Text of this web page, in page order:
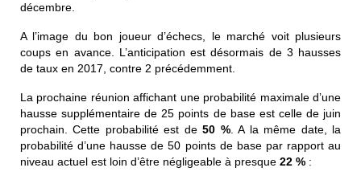
décembre.
A l’image du bon joueur d’échecs, le marché voit plusieurs
coups en avance. L’anticipation est désormais de 3 hausses
de taux en 2017, contre 2 précédemment.
La prochaine réunion affichant une probabilité maximale d’une
hausse supplémentaire de 25 points de base est celle de juin
prochain. Cette probabilité est de50 %. A la même date, la
probabilité d’une hausse de 50 points de base par rapport au
niveau actuel est loin d’être négligeable à presque 22 % :